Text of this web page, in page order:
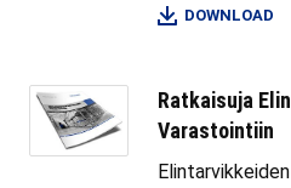
DOWNLOAD
Ratkaisuja
Varastointiin